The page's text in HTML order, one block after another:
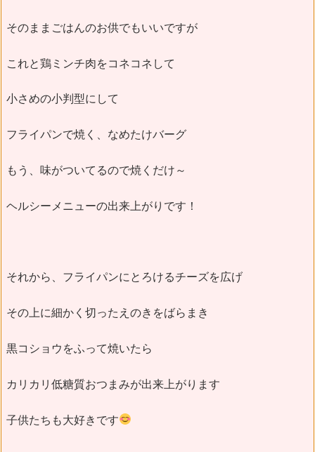
そのままごはんのお供でもいいですが
これと鶏ミンチ肉をコネコネして
小さめの小判型にして
フライパンで焼く、なめたけバーグ
もう、味がついてるので焼くだけ～
ヘルシーメニューの出来上がりです！
それから、フライパンにとろけるチーズを広げ
その上に細かく切ったえのきをばらまき
黒コショウをふって焼いたら
カリカリ低糖質おつまみが出来上がります
子供たちも大好きです